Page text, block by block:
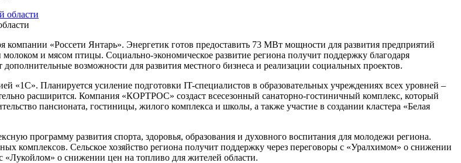
компании «Россети Янтарь». Энергетик готов предоставить 73 МВт мощности для развития предприятий
и мясом птицы. Социально-экономическое развитие региона получит поддержку благодаря
возможности для развития местного бизнеса и реализации социальных проектов.
«1С». Планируется усиление подготовки IT-специалистов в образовательных учреждениях всех уровней –
расширится. Компания «КОРТРОС» создаст всесезонный санаторно-гостиничный комплекс, который
пансионата, гостиницы, жилого комплекса и школы, а также участие в создании кластера «Белая
программу развития спорта, здоровья, образования и духовного воспитания для молодежи региона.
комплексов. Сельское хозяйство региона получит поддержку через переговоры с «Уралхимом» о снижении
«Лукойлом» о снижении цен на топливо для жителей области.